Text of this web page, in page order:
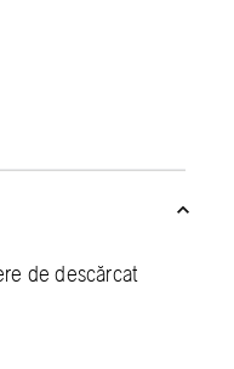
de descărcat